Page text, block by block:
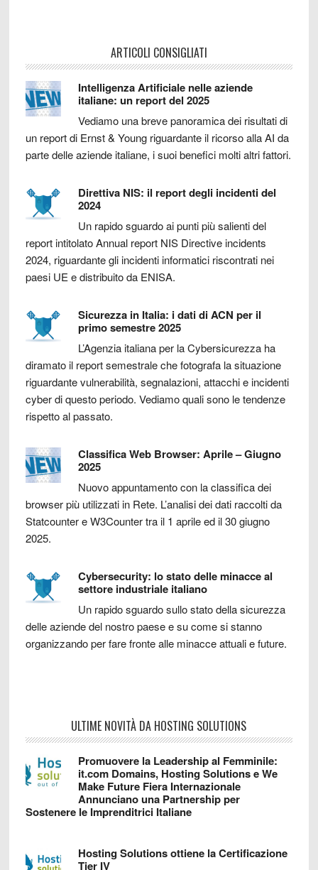
ARTICOLI CONSIGLIATI
Intelligenza Artificiale nelle aziende
italiane: un report del 2025
Vediamo una breve panoramica dei risultati di
un report di Ernst & Young riguardante il ricorso alla AI da
parte delle aziende italiane, i suoi benefici molti altri fattori.
Direttiva NIS: il report degli incidenti del
2024
Un rapido sguardo ai punti più salienti del
report intitolato Annual report NIS Directive incidents
2024, riguardante gli incidenti informatici riscontrati nei
paesi UE e distribuito da ENISA.
Sicurezza in Italia: i dati di ACN per il
primo semestre 2025
L’Agenzia italiana per la Cybersicurezza ha
diramato il report semestrale che fotografa la situazione
riguardante vulnerabilità, segnalazioni, attacchi e incidenti
cyber di questo periodo. Vediamo quali sono le tendenze
rispetto al passato.
Classifica Web Browser: Aprile – Giugno
2025
Nuovo appuntamento con la classifica dei
browser più utilizzati in Rete. L’analisi dei dati raccolti da
Statcounter e W3Counter tra il 1 aprile ed il 30 giugno
2025.
Cybersecurity: lo stato delle minacce al
settore industriale italiano
Un rapido sguardo sullo stato della sicurezza
delle aziende del nostro paese e su come si stanno
organizzando per fare fronte alle minacce attuali e future.
ULTIME NOVITÀ DA HOSTING SOLUTIONS
Promuovere la Leadership al Femminile:
it.com Domains, Hosting Solutions e We
Make Future Fiera Internazionale
Annunciano una Partnership per
Sostenere le Imprenditrici Italiane
Hosting Solutions ottiene la Certificazione
Tier IV